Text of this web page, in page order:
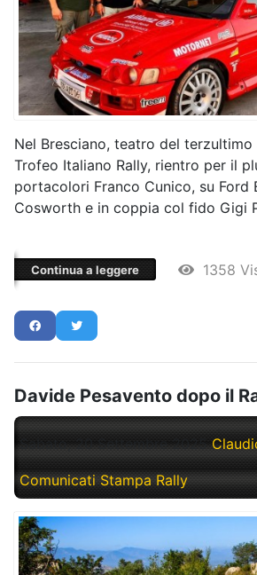
Nel Bresciano, teatro del
Trofeo Italiano Rally, rientro per il
portacolori Franco Cunico, su Ford
Cosworth e in coppia col fido Gigi
Continua a leggere 1358
Davide Pesavento dopo il
Sabato, 20 Settembre 2025
Comunicati Stampa Rally